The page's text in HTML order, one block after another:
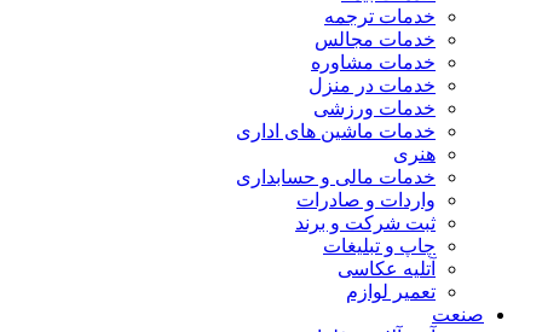
خدمات ترجمه
خدمات مجالس
خدمات مشاوره
خدمات در منزل
خدمات ورزشی
خدمات ماشین های اداری
هنری
خدمات مالی و حسابداری
واردات و صادرات
ثبت شرکت و برند
چاپ و تبلیغات
آتلیه عکاسی
تعمیر لوازم
صنعت